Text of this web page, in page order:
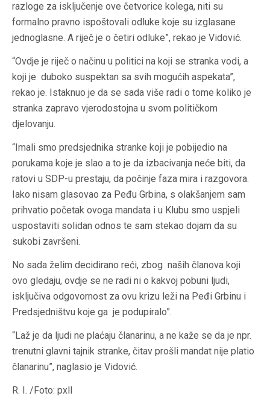
razloge za isključenje ove četvorice kolega, niti su
formalno pravno ispoštovali odluke koje su izglasane
jednoglasne. A riječ je o četiri odluke”, rekao je Vidović.
“Ovdje je riječ o načinu u politici na koji se stranka vodi, a
koji je duboko suspektan sa svih mogućih aspekata”,
rekao je. Istaknuo je da se sada više radi o tome koliko je
stranka zapravo vjerodostojna u svom političkom
djelovanju.
“Imali smo predsjednika stranke koji je pobijedio na
porukama koje je slao a to je da izbacivanja neće biti, da
ratovi u SDP-u prestaju, da počinje faza mira i razgovora.
Iako nisam glasovao za Peđu Grbina, s olakšanjem sam
prihvatio početak ovoga mandata i u Klubu smo uspjeli
uspostaviti solidan odnos te sam stekao dojam da su
sukobi završeni.
No sada želim decidirano reći, zbog naših članova koji
ovo gledaju, ovdje se ne radi ni o kakvoj pobuni ljudi,
isključiva odgovornost za ovu krizu leži na Peđi Grbinu i
Predsjedništvu koje ga je podupiralo”.
“Laž je da ljudi ne plaćaju članarinu, a ne kaže se da je npr.
trenutni glavni tajnik stranke, čitav prošli mandat nije platio
članarinu”, naglasio je Vidović.
R. I. /Foto: pxll